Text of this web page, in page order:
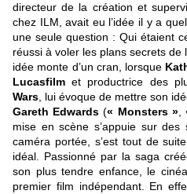
directeur de la création et
chez ILM, avait eu l’idée il y a
une seule question : Qui étaient
réussi à voler les plans secrets de
idée monte d’un cran, lorsque
Lucasfilm et productrice des
Wars , lui évoque de mettre son
Gareth Edwards (« Monsters »,
mise en scène s’appuie sur des
caméra portée, s’est tout de
idéal. Passionné par la saga
son plus tendre enfance, le
premier film indépendant. En